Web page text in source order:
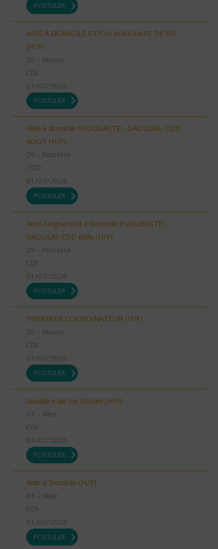
POSTULER
AIDE À DOMICILE ET/OU AUXILIAIRE DE VIE
(H/F)
55 - Meuse
CDI
01/07/2026
POSTULER
Aide à domicile PLOUGASTEL-DAOULAS- CDD
AOUT (H/F)
29 - Finistère
CDD
01/07/2026
POSTULER
Aide-Soignant(e) à Domicile PLOUGASTEL-
DAOULAS CDD 80% (H/F)
29 - Finistère
CDI
01/07/2026
POSTULER
INFIRMIER COORDINATEUR (H/F)
55 - Meuse
CDI
01/07/2026
POSTULER
Auxiliaire de Vie Sociale (H/F)
03 - Allier
CDI
01/07/2026
POSTULER
Aide à Domicile (H/F)
03 - Allier
CDI
01/07/2026
POSTULER